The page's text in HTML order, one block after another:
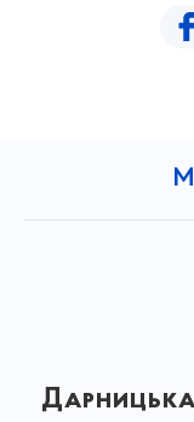
Дарницька